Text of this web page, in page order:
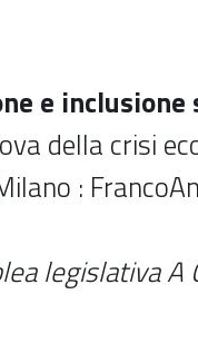
e inclusione
della crisi
:
legislativa A